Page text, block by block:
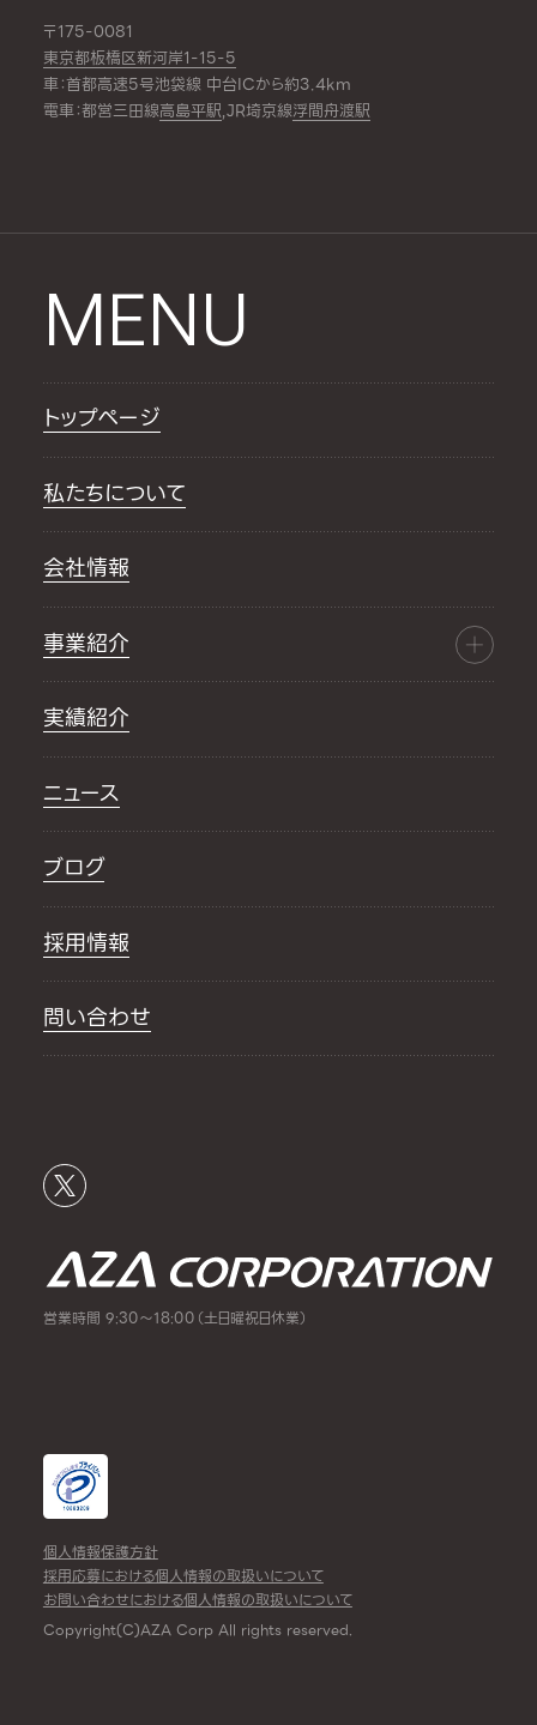
〒175-0081
東京都板橋区新河岸1-15-5
車：首都高速5号池袋線 中台ICから約3.4km
電車：都営三田線高島平駅,JR埼京線浮間舟渡駅
MENU
トップページ
私たちについて
会社情報
事業紹介
実績紹介
ニュース
ブログ
採用情報
問い合わせ
営業時間 9:30～18:00（土日曜祝日休業）
個人情報保護方針
採用応募における個人情報の取扱いについて
お問い合わせにおける個人情報の取扱いについて
Copyright(C)AZA Corp All rights reserved.